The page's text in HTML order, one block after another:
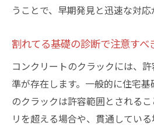
うことで、早期発見と迅速な対応
割れてる基礎の診断で注意すべ
コンクリートのクラックには、
準が存在します。一般的に住宅
のクラックは許容範囲とされる
リを超える場合や、貫通してい